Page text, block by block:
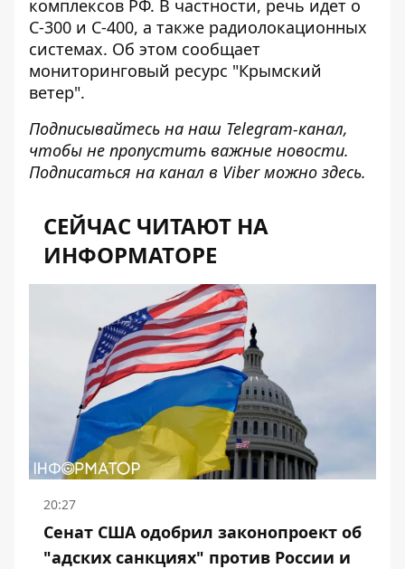
комплексов РФ. В частности, речь идет о
С-300 и С-400, а также радиолокационных
системах. Об этом сообщает
мониторинговый ресурс "Крымский
ветер".
Подписывайтесь на наш Telegram-канал,
чтобы не пропустить важные новости.
Подписаться на канал в Viber можно здесь.
СЕЙЧАС ЧИТАЮТ НА
ИНФОРМАТОРЕ
20:27
Сенат США одобрил законопроект об
"адских санкциях" против России и